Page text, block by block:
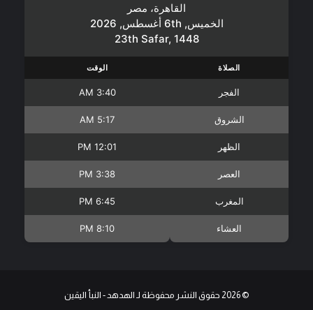
القاهرة، مصر
الخميس, 6th أغسطس, 2026
23th Safar, 1448
الصلاة الوقت
الفجر 3:40 AM
الشروق 5:17 AM
الظهر 12:01 PM
العصر 3:38 PM
المغرب 6:45 PM
العشاء 8:10 PM
© 2026 حقوق النشر محفوظة لـ الهدهد - النبأ اليقين